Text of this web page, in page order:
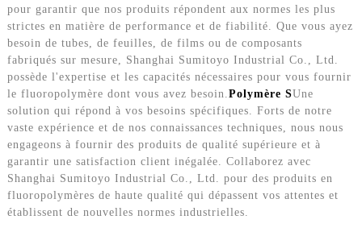
pour garantir que nos produits répondent aux normes les plus
strictes en matière de performance et de fiabilité. Que vous ayez
besoin de tubes, de feuilles, de films ou de composants
fabriqués sur mesure, Shanghai Sumitoyo Industrial Co., Ltd.
possède l'expertise et les capacités nécessaires pour vous fournir
le fluoropolymère dont vous avez besoin.Polymère SUne
solution qui répond à vos besoins spécifiques. Forts de notre
vaste expérience et de nos connaissances techniques, nous nous
engageons à fournir des produits de qualité supérieure et à
garantir une satisfaction client inégalée. Collaborez avec
Shanghai Sumitoyo Industrial Co., Ltd. pour des produits en
fluoropolymères de haute qualité qui dépassent vos attentes et
établissent de nouvelles normes industrielles.